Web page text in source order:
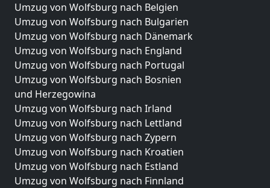
Umzug von Wolfsburg nach Belgien
Umzug von Wolfsburg nach Bulgarien
Umzug von Wolfsburg nach Dänemark
Umzug von Wolfsburg nach England
Umzug von Wolfsburg nach Portugal
Umzug von Wolfsburg nach Bosnien
und Herzegowina
Umzug von Wolfsburg nach Irland
Umzug von Wolfsburg nach Lettland
Umzug von Wolfsburg nach Zypern
Umzug von Wolfsburg nach Kroatien
Umzug von Wolfsburg nach Estland
Umzug von Wolfsburg nach Finnland